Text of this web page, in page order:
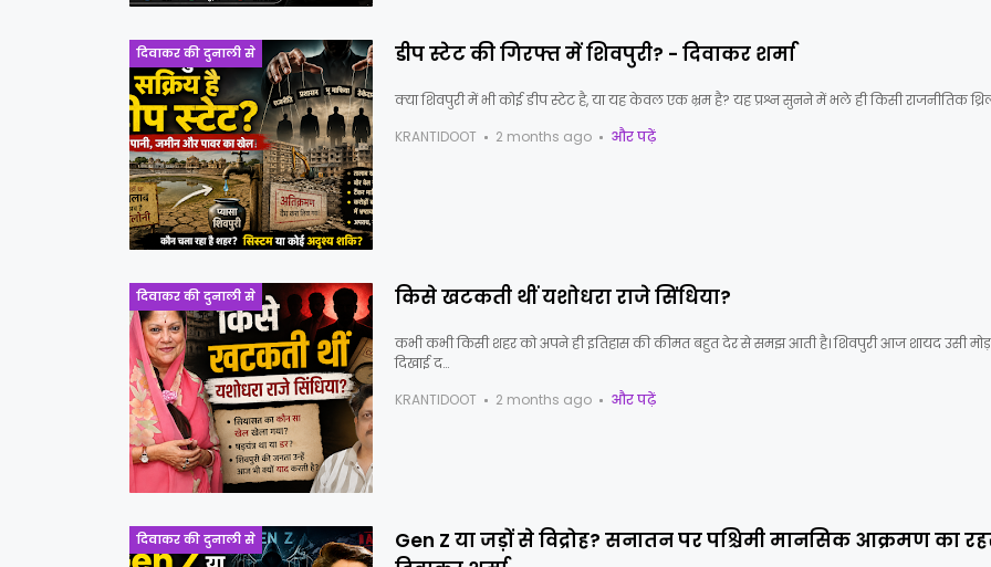
दिवाकर की दुनाली से डीप स्टेट की गिरफ्त में शिवपुरी? - दिवाकर शर्मा
क्या शिवपुरी में भी कोई डीप स्टेट है, या यह केवल एक भ्रम है? यह प्रश्न सुनने में भले ही किसी राजनीतिक
KRANTIDOOT
2 months ago और पढ़ें
दिवाकर की दुनाली से किसे खटकती थीं यशोधरा राजे सिंधिया?
कभी कभी किसी शहर को अपने ही इतिहास की कीमत बहुत देर से समझ आती है। शिवपुरी आज शायद उसी
दिखाई द…
KRANTIDOOT
2 months ago और पढ़ें
दिवाकर की दुनाली से
Gen Z या जड़ों से विद्रोह? सनातन पर पश्चिमी मानसिक आक्रमण का